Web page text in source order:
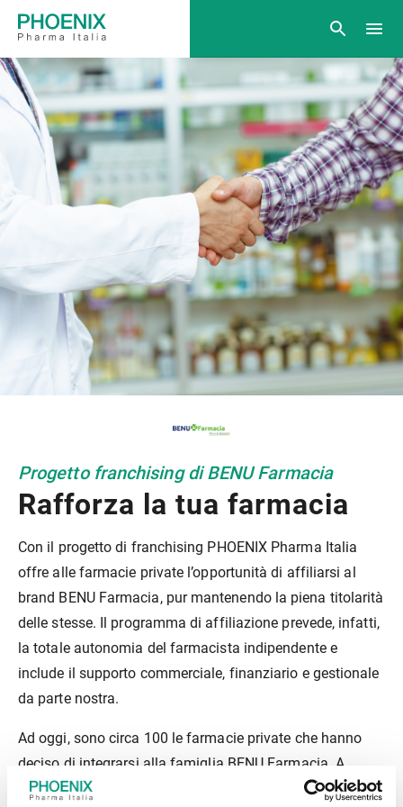
Progetto franchising di BENU Farmacia
Rafforza la tua farmacia
Con il progetto di franchising PHOENIX Pharma Italia
offre alle farmacie private l’opportunità di affiliarsi al
brand BENU Farmacia, pur mantenendo la piena titolarità
delle stesse. Il programma di affiliazione prevede, infatti,
la totale autonomia del farmacista indipendente e
include il supporto commerciale, finanziario e gestionale
da parte nostra.
Ad oggi, sono circa 100 le farmacie private che hanno
deciso di integrarsi alla famiglia BENU Farmacia. A
seguito dell’operazione di rebranding lanciata a